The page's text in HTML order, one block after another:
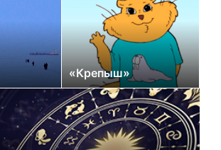
«Крепыш»